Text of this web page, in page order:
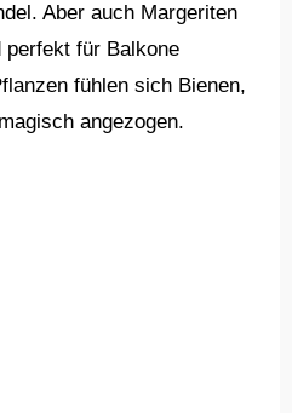
Aber auch Margeriten
perfekt für Balkone
fühlen sich Bienen,
angezogen.